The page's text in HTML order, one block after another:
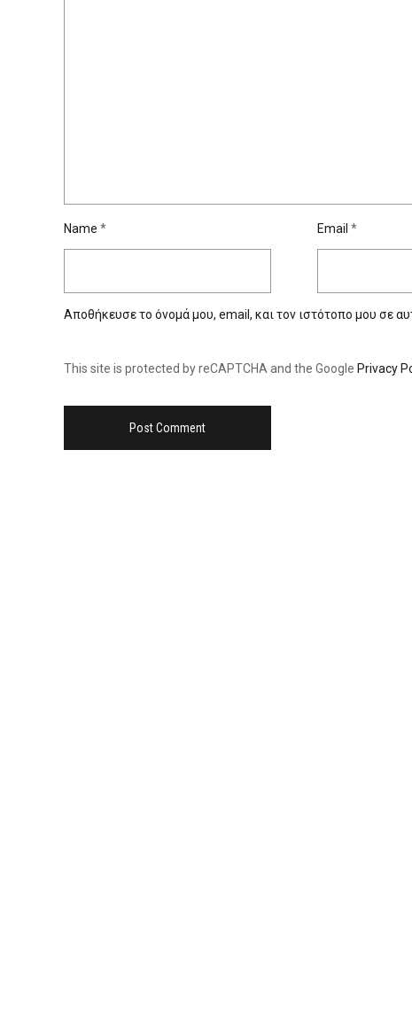
Name * Email *
Αποθήκευσε το όνομά μου, email, και τον ιστότοπο μου σε
This site is protected by reCAPTCHA and the Google Privacy